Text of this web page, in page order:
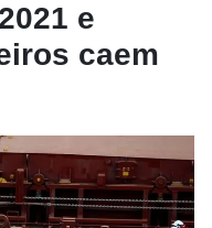
e
caem